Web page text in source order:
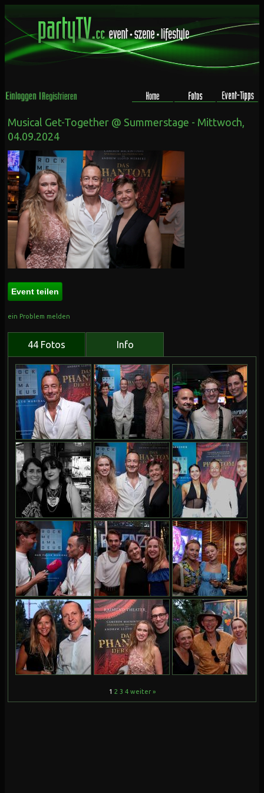
Musical Get-Together @ Summerstage - Mittwoch,
04.09.2024
Event teilen
ein Problem melden
44 Fotos Info
1 2 3 4 weiter »